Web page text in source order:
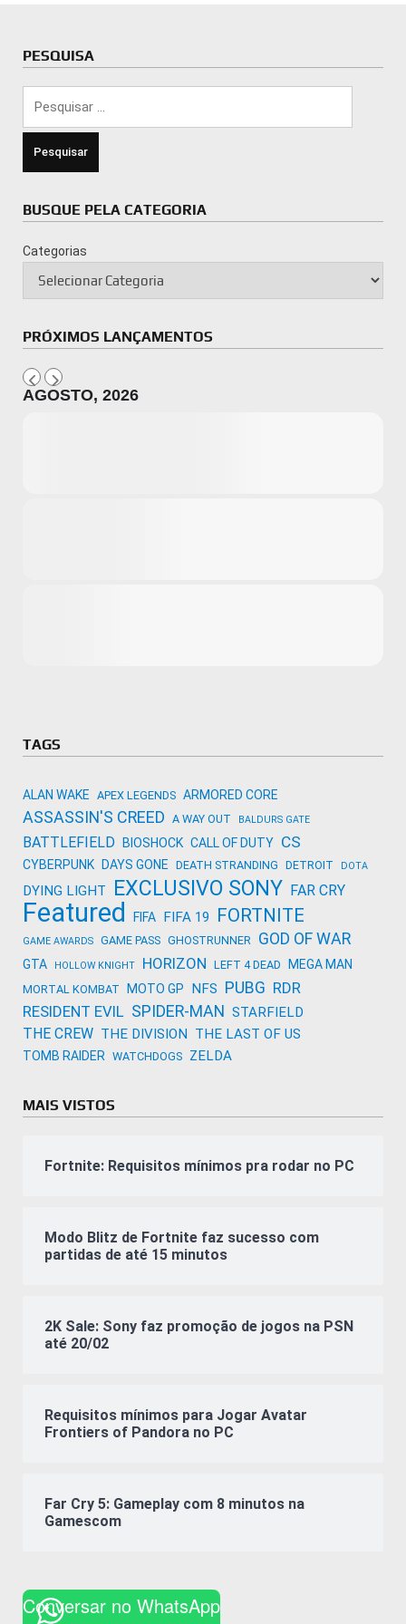
PESQUISA
BUSQUE PELA CATEGORIA
Categorias
PRÓXIMOS LANÇAMENTOS
AGOSTO, 2026
TAGS
ALAN WAKE APEX LEGENDS ARMORED CORE
ASSASSIN'S CREED A WAY OUT BALDURS GATE
BATTLEFIELD BIOSHOCK CALL OF DUTY CS
CYBERPUNK DAYS GONE DEATH STRANDING DETROIT DOTA
DYING LIGHT EXCLUSIVO SONY FAR CRY
Featured FIFA FIFA 19 FORTNITE
GAME AWARDS GAME PASS GHOSTRUNNER GOD OF WAR
GTA HOLLOW KNIGHT HORIZON LEFT 4 DEAD MEGA MAN
MORTAL KOMBAT MOTO GP NFS PUBG RDR
RESIDENT EVIL SPIDER-MAN STARFIELD
THE CREW THE DIVISION THE LAST OF US
TOMB RAIDER WATCHDOGS ZELDA
MAIS VISTOS
Fortnite: Requisitos mínimos pra rodar no PC
Modo Blitz de Fortnite faz sucesso com
partidas de até 15 minutos
2K Sale: Sony faz promoção de jogos na PSN
até 20/02
Requisitos mínimos para Jogar Avatar
Frontiers of Pandora no PC
Far Cry 5: Gameplay com 8 minutos na
Gamescom
Conversar no WhatsApp